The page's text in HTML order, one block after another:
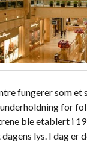
fungerer som et
for
ble etablert i
lys. I dag er